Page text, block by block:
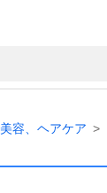
容、ヘアケア